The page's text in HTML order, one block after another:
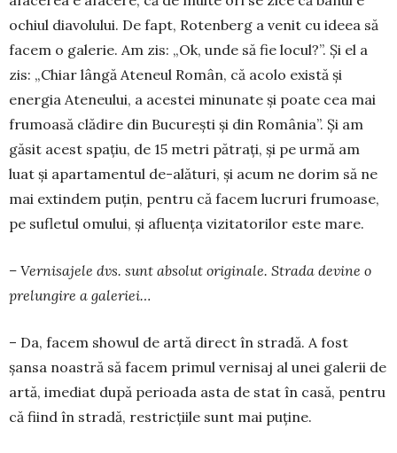
ochiul diavolului. De fapt, Rotenberg a venit cu ideea să
facem o galerie. Am zis: „Ok, unde să fie locul?”. Şi el a
zis: „Chiar lângă Ateneul Român, că aco­lo există şi
energia Ate­neului, a acestei minu­nate şi poate cea mai
frumoasă clă­dire din Bucureşti şi din Ro­mânia”. Şi am
găsit acest spaţiu, de 15 metri pătraţi, şi pe urmă am
luat şi aparta­men­tul de-alături, şi acum ne dorim să ne
mai extin­dem puţin, pen­tru că facem lucruri frumoa­se,
pe sufletul omului, și afluența vizitato­rilor este mare.
– Vernisajele dvs. sunt ab­solut originale. Strada de­vi­ne o
prelungire a ga­le­riei…
– Da, facem showul de artă direct în stradă. A fost
şansa noastră să facem pri­mul vernisaj al unei galerii de
artă, imediat după pe­rioada asta de stat în casă, pen­tru
că fiind în stradă, restricţiile sunt mai puţine.